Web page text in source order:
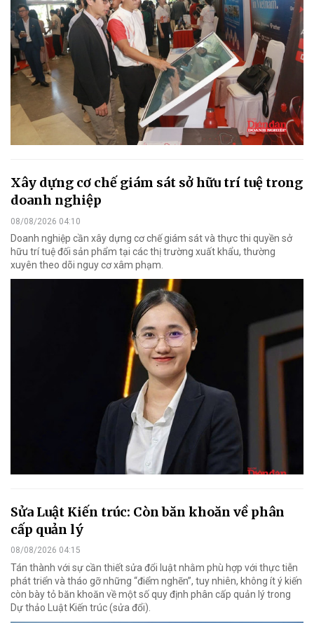
Xây dựng cơ chế giám sát sở hữu trí tuệ trong
doanh nghiệp
08/08/2026 04:10
Doanh nghiệp cần xây dựng cơ chế giám sát và thực thi quyền sở
hữu trí tuệ đối sản phẩm tại các thị trường xuất khẩu, thường
xuyên theo dõi nguy cơ xâm phạm.
Sửa Luật Kiến trúc: Còn băn khoăn về phân
cấp quản lý
08/08/2026 04:15
Tán thành với sự cần thiết sửa đổi luật nhằm phù hợp với thực tiễn
phát triển và tháo gỡ những “điểm nghẽn”, tuy nhiên, không ít ý kiến
còn bày tỏ băn khoăn về một số quy định phân cấp quản lý trong
Dự thảo Luật Kiến trúc (sửa đổi).